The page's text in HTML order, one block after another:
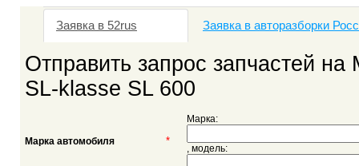
Заявка в 52rus Заявка в авторазборки
Отправить запрос запчастей на
SL-klasse SL 600
Марка автомобиля *
Марка:
, модель: